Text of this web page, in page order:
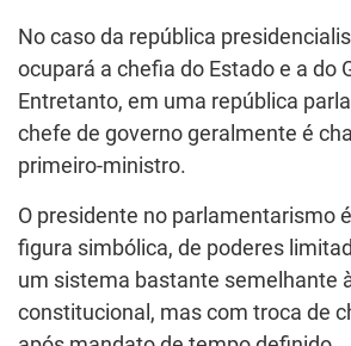
No caso da república
ocupará a chefia do Estado e a do
Entretanto, em uma república
chefe de governo geralmente é
primeiro-ministro.
O presidente no parlamentarismo
figura simbólica, de poderes
um sistema bastante semelhante
constitucional, mas com troca de